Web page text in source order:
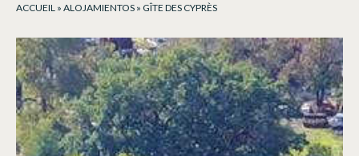
ACCUEIL » ALOJAMIENTOS » GÎTE DES CYPRÈS